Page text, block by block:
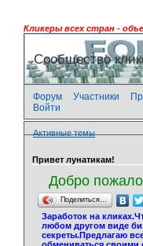
Кликеры всех стран -
Сообщество
Форум Участники
Войти
Активные темы
Привет лунатикам!
Добро
Поделиться…
Заработок на
любом другом виде
секреты.Предлагаю
обмениваться своими